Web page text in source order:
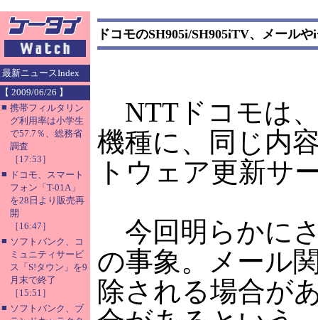
最新ニュースIndex
【 2009/06/26 】
■ 携帯フィルタリン
グ利用率は小学生
で57.7％、総務省
調査
［17:53］
■ ドコモ、スマート
フォン「T-01A」
を28日より販売再
開
［16:47］
■ ソフトバンク、コ
ミュニティサービ
ス「S!タウン」を9
月末で終了
［15:51］
■ ソフトバンク、ブ
ドコモのSH905i/SH905iTV、メール
NTTドコモは、
機種に、同じ内
トウェア更新サ
今回明らかに
の事象。メール
除される場合が